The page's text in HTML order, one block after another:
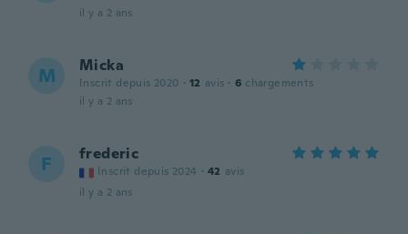
il y a 2 ans
M Micka
Inscrit depuis 2020 · 12 avis · 6 chargements
il y a 2 ans
F frederic
Inscrit depuis 2024 · 42 avis
il y a 2 ans